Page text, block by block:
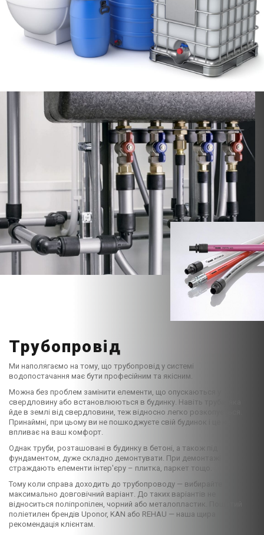
Трубопровід
Ми наполягаємо на тому, що трубопровід у системі
водопостачання має бути професійним та якісним.
Можна без проблем замінити елементи, що опускаються у
свердловину або встановлюються в будинку. Навіть труба, яка
йде в землі від свердловини, теж відносно легко розкопується.
Принаймні, при цьому ви не пошкоджуєте свій будинок і це не
впливає на ваш комфорт.
Однак труби, розташовані в будинку в бетоні, а також під
фундаментом, дуже складно демонтувати. При демонтажі
страждають елементи інтер'єру – плитка, паркет тощо.
Тому коли справа доходить до трубопроводу — вибирайте
максимально довговічний варіант. До таких варіантів не
відноситься поліпропілен, чорний або металопластик. Пошитий
поліетилен брендів Uponor, KAN або REHAU — наша щира
рекомендація клієнтам.